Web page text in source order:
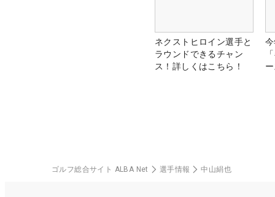
ネクストヒロイン選手と
ラウンドできるチャン
ス！詳しくはこちら！
ゴルフ総合サイト ALBA Net 選手情報 中山絹也